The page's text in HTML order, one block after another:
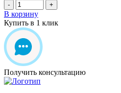
- +
В корзину
Купить в 1 клик
Получить консультацию